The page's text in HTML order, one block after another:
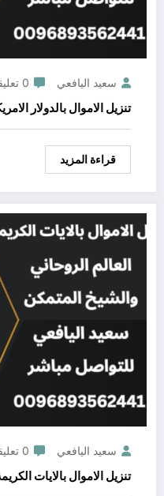
سعيد اليافعي 0 تعليقات
تنزيل الاموال بالدولار
قراءة المزيد
سعيد اليافعي 0 تعليقات
تنزيل الاموال بالايات